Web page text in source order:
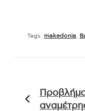
Tags: makedonia
άρθρων